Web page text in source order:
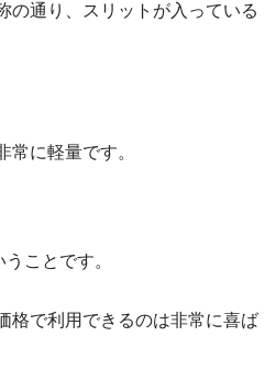
の通り、スリットが入っている
常に軽量です。
ことです。
格で利用できるのは非常に喜ば